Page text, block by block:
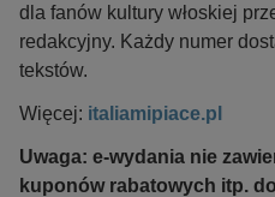
dla fanów kultury włoskiej
redakcyjny. Każdy numer
tekstów.
Więcej: italiamipiace.pl
Uwaga: e-wydania nie
kuponów rabatowych itp.